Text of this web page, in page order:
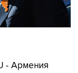
- Армения